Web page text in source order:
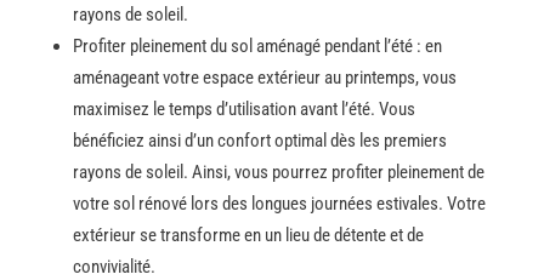
rayons de soleil.
Profiter pleinement du sol aménagé pendant l’été : en
aménageant votre espace extérieur au printemps, vous
maximisez le temps d’utilisation avant l’été. Vous
bénéficiez ainsi d’un confort optimal dès les premiers
rayons de soleil. Ainsi, vous pourrez profiter pleinement de
votre sol rénové lors des longues journées estivales. Votre
extérieur se transforme en un lieu de détente et de
convivialité.